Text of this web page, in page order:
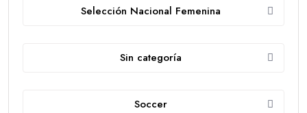
Selección Nacional Femenina
Sin categoría
Soccer